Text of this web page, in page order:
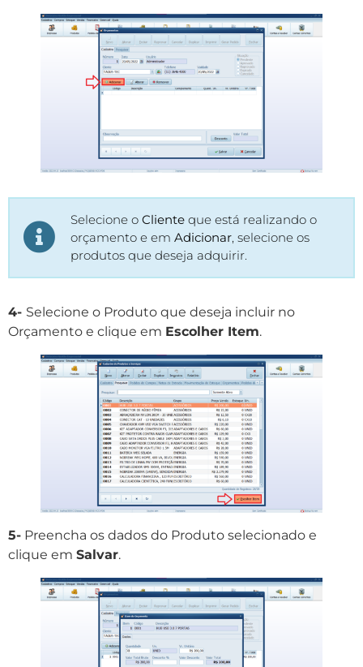
Selecione o Cliente que está realizando o
orçamento e em Adicionar, selecione os
produtos que deseja adquirir.
4- Selecione o Produto que deseja incluir no
Orçamento e clique em Escolher Item.
5- Preencha os dados do Produto selecionado e
clique em Salvar.